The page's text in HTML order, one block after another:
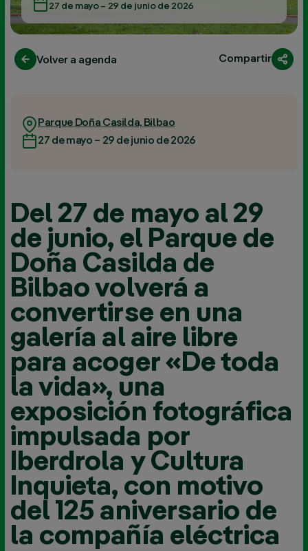
27 de mayo – 29 de junio de 2026
Volver a agenda Compartir
Parque Doña Casilda, Bilbao
27 de mayo – 29 de junio de 2026
Del 27 de mayo al 29
de junio, el Parque de
Doña Casilda de
Bilbao volverá a
convertirse en una
galería al aire libre
para acoger «De toda
la vida», una
exposición fotográfica
impulsada por
Iberdrola y Cultura
Inquieta, con motivo
del 125 aniversario de
la compañía eléctrica